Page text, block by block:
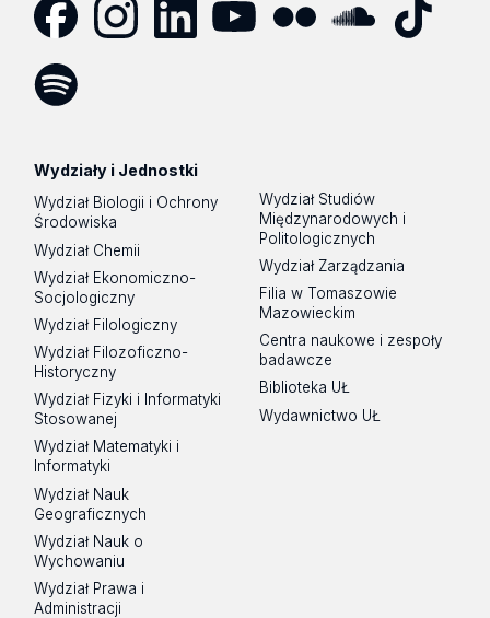
Wydziały i Jednostki
Wydział Biologii i Ochrony
Środowiska
Wydział Chemii
Wydział Ekonomiczno-
Socjologiczny
Wydział Filologiczny
Wydział Filozoficzno-
Historyczny
Wydział Fizyki i Informatyki
Stosowanej
Wydział Matematyki i
Informatyki
Wydział Nauk
Geograficznych
Wydział Nauk o
Wychowaniu
Wydział Prawa i
Administracji
Wydział Studiów
Międzynarodowych i
Politologicznych
Wydział Zarządzania
Filia w Tomaszowie
Mazowieckim
Centra naukowe i zespoły
badawcze
Biblioteka UŁ
Wydawnictwo UŁ